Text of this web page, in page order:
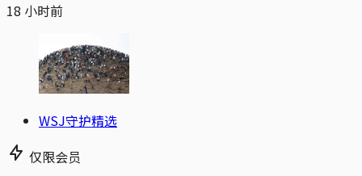
18 小时前
WSJ守护精选
仅限会员